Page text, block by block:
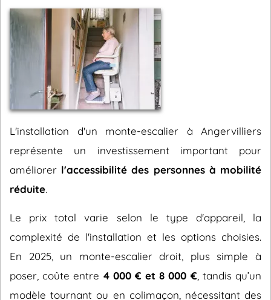
L'installation d'un monte-escalier à Angervilliers
représente un investissement important pour
améliorer l'accessibilité des personnes à mobilité
réduite.
Le prix total varie selon le type d'appareil, la
complexité de l'installation et les options choisies.
En 2025, un monte-escalier droit, plus simple à
poser, coûte entre 4 000 € et 8 000 € , tandis qu’un
modèle tournant ou en colimaçon, nécessitant des